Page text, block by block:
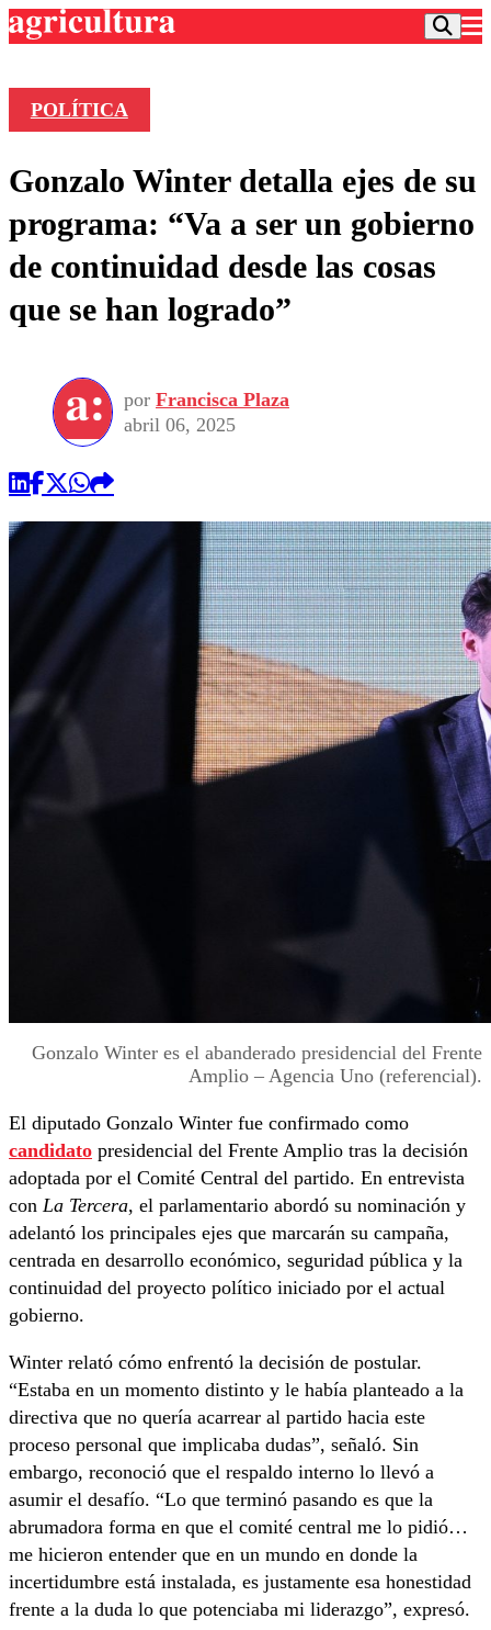
Frecuencias
Agricultura TV
Deportes
Colo Colo
Motor
Torneo Internacional
Torneo Nacional
Entretención
Noticias
Internacional
Nacional
Vida Social
Programas
Comercial
POLÍTICA
Gonzalo Winter detalla ejes de su
programa: “Va a ser un gobierno
de continuidad desde las cosas
que se han logrado”
por Francisca Plaza
abril 06, 2025
Gonzalo Winter es el abanderado presidencial del Frente
Amplio – Agencia Uno (referencial).
El diputado Gonzalo Winter fue confirmado como
candidato presidencial del Frente Amplio tras la decisión
adoptada por el Comité Central del partido. En entrevista
con La Tercera, el parlamentario abordó su nominación y
adelantó los principales ejes que marcarán su campaña,
centrada en desarrollo económico, seguridad pública y la
continuidad del proyecto político iniciado por el actual
gobierno.
Winter relató cómo enfrentó la decisión de postular.
“Estaba en un momento distinto y le había planteado a la
directiva que no quería acarrear al partido hacia este
proceso personal que implicaba dudas”, señaló. Sin
embargo, reconoció que el respaldo interno lo llevó a
asumir el desafío. “Lo que terminó pasando es que la
abrumadora forma en que el comité central me lo pidió…
me hicieron entender que en un mundo en donde la
incertidumbre está instalada, es justamente esa honestidad
frente a la duda lo que potenciaba mi liderazgo”, expresó.